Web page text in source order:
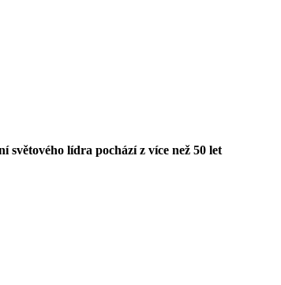
lídra pochází z více než 50 let